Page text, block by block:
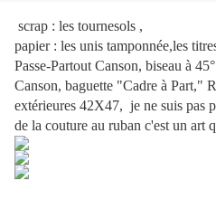
scrap : les tournesols ,
papier : les unis tamponnée,les
Passe-Partout Canson, biseau à
Canson, baguette "Cadre à Part,"
extérieures 42X47, je ne suis pas
de la couture au ruban c'est un art